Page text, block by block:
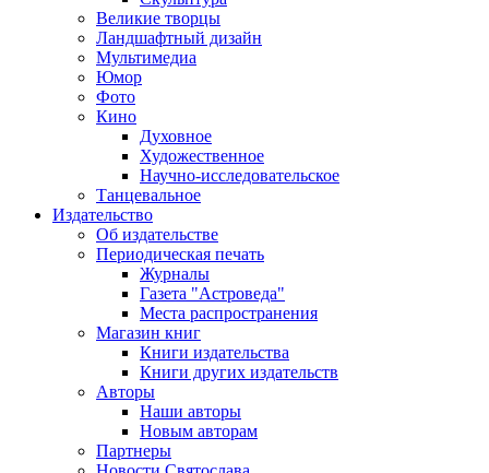
Великие творцы
Ландшафтный дизайн
Мультимедиа
Юмор
Фото
Кино
Духовное
Художественное
Научно-исследовательское
Танцевальное
Издательство
Об издательстве
Периодическая печать
Журналы
Газета "Астроведа"
Места распространения
Магазин книг
Книги издательства
Книги других издательств
Авторы
Наши авторы
Новым авторам
Партнеры